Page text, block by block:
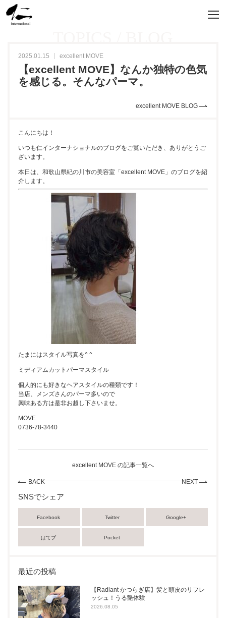
2025.01.15 excellent MOVE
【excellent MOVE】なんか独特の色気
を感じる。そんなパーマ。
excellent MOVE BLOG
こんにちは！
いつも仁インターナショナルのブログをご覧いただき、ありがとうご
ざいます。
本日は、和歌山県紀の川市の美容室「excellent MOVE」のブログを紹
介します。
たまにはスタイル写真を^ ^
ミディアムカットパーマスタイル
個人的にも好きなヘアスタイルの種類です！
当店、メンズさんのパーマ多いので
興味ある方は是非お越し下さいませ。
MOVE
0736-78-3440
BACK
excellent MOVE の記事一覧へ
NEXT
SNSでシェア
Facebook Twitter Google+
はてブ Pocket
最近の投稿
【Radiant かつらぎ店】髪と頭皮のリフレ
ッシュ！うる艶体験
2026.08.05